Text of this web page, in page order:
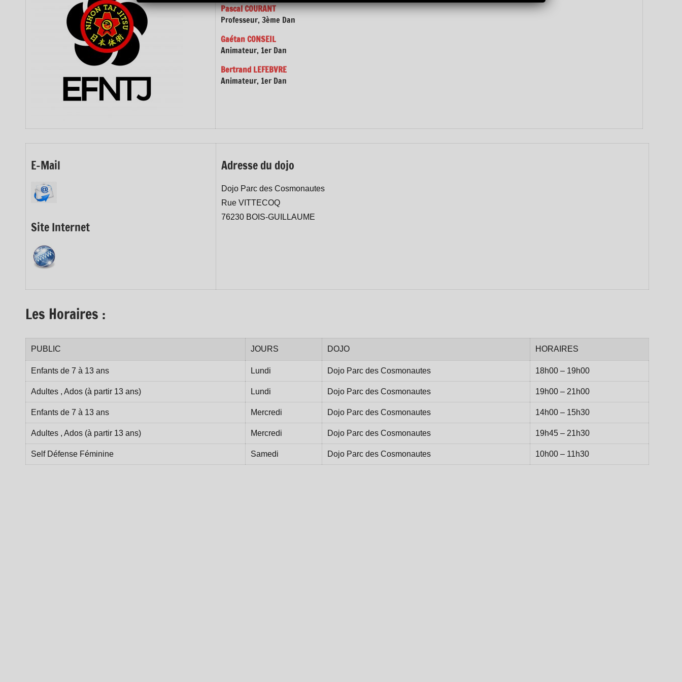
Pascal COURANT
Professeur, 3ème Dan
Gaétan CONSEIL
Animateur, 1erDan
Bertrand LEFEBVRE
Animateur, 1erDan
E-Mail
Site Internet
Adresse du dojo
Dojo Parc des Cosmonautes
Rue VITTECOQ
76230 BOIS-GUILLAUME
Les Horaires :
PUBLIC JOURS DOJO HORAIRES
Enfants de 7 à 13 ans Lundi Dojo Parc des Cosmonautes 18h00 – 19h00
Adultes , Ados (à partir 13 ans) Lundi Dojo Parc des Cosmonautes 19h00 – 21h00
Enfants de 7 à 13 ans Mercredi Dojo Parc des Cosmonautes 14h00 – 15h30
Adultes , Ados (à partir 13 ans) Mercredi Dojo Parc des Cosmonautes 19h45 – 21h30
Self Défense Féminine Samedi Dojo Parc des Cosmonautes 10h00 – 11h30